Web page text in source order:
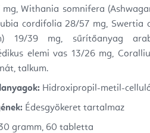
mg, Withania somnifera
cordifolia 28/57 mg, Swertia
19/39 mg, sűrítőanyag
elemi vas 13/26 mg,
talkum.
Hidroxipropil-metil-
Édesgyökeret tartalmaz
gramm, 60 tabletta